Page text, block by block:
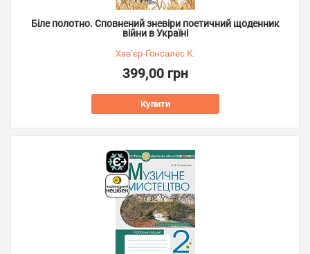
Біле полотно. Сповнений зневіри поетичний щоденник
війни в Україні
Хав’єр-Ґонсалес К.
399,00 грн
Купити